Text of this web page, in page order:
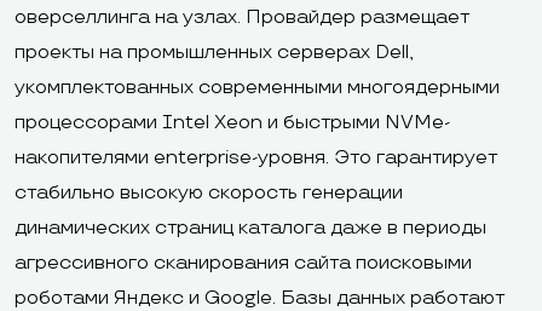
оверселлинга на узлах. Провайдер размещает
проекты на промышленных серверах Dell,
укомплектованных современными многоядерными
процессорами Intel Xeon и быстрыми NVMe-
накопителями enterprise-уровня. Это гарантирует
стабильно высокую скорость генерации
динамических страниц каталога даже в периоды
агрессивного сканирования сайта поисковыми
роботами Яндекс и Google. Базы данных работают